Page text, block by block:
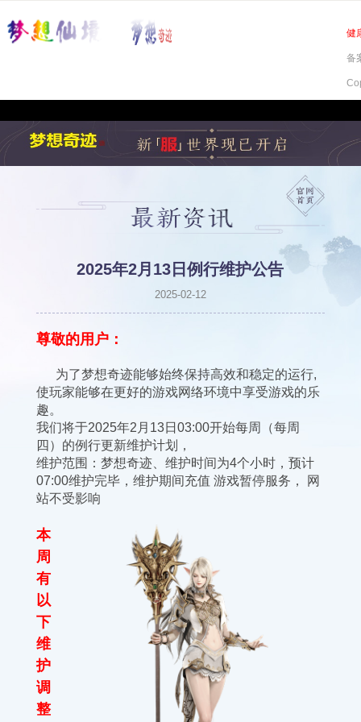
2025年2月13日例行维护公告
2025-02-12
尊敬的用户：
为了梦想奇迹能够始终保持高效和稳定的运行,
使玩家能够在更好的游戏网络环境中享受游戏的乐
趣。
我们将于2025年2月13日03:00开始每周（每周
四）的例行更新维护计划，
维护范围：梦想奇迹、维护时间为4个小时，预计
07:00维护完毕，维护期间充值 游戏暂停服务， 网
站不受影响
本
周
有
以
下
维
护
调
整
健
备